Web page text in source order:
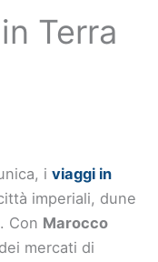
Terra
i viaggi in
imperiali, dune
Con Marocco
mercati di